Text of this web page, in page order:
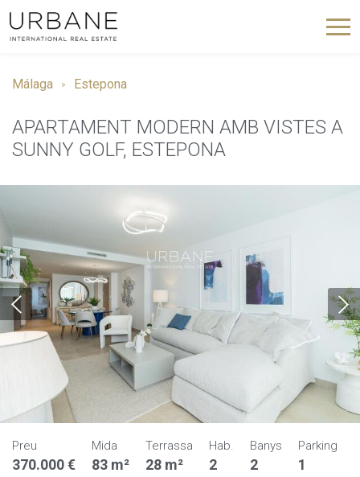
Málaga Estepona
APARTAMENT MODERN AMB VISTES A
SUNNY GOLF, ESTEPONA
Preu
370.000 €
Mida
83 m²
Terrassa
28 m²
Hab.
2
Banys
2
Parking
1